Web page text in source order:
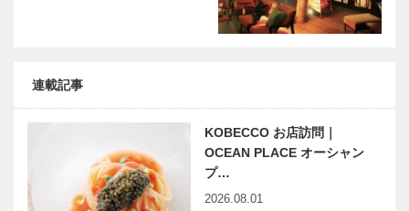
連載記事
KOBECCO お店訪問｜
OCEAN PLACE オーシャン
プ…
2026.08.01